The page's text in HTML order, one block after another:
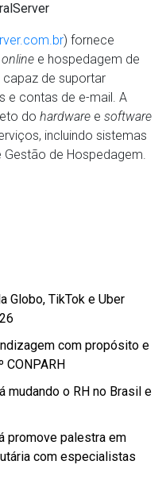
) fornece
e hospedagem de
de suportar
e contas de e-mail. A
do hardware e software
incluindo sistemas
Gestão de Hospedagem.
Globo, TikTok e Uber
com propósito e
CONPARH
mudando o RH no Brasil e
promove palestra em
com especialistas